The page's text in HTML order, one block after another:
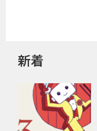
新着